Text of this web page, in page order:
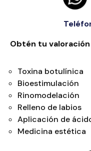
Obtén tu
Toxina botulínica
Bioestimulación
Rinomodelación
Relleno de labios
Aplicación de
Medicina estética